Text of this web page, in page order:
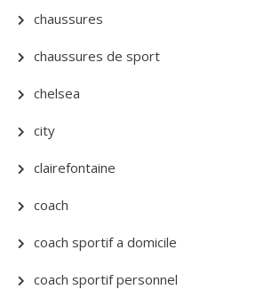
chaussures
chaussures de sport
chelsea
city
clairefontaine
coach
coach sportif a domicile
coach sportif personnel